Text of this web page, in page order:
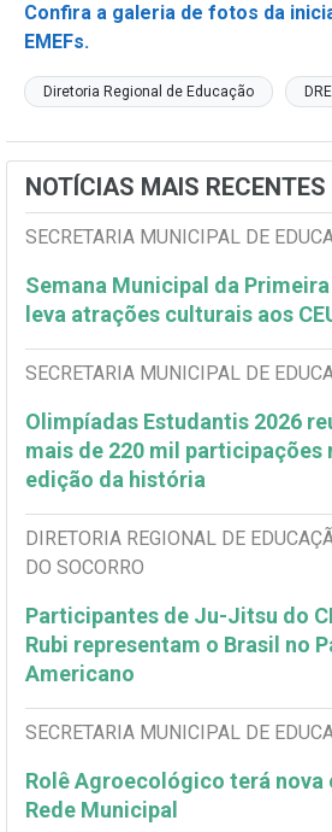
Confira a galeria de fotos da
EMEFs.
Diretoria Regional de Educação
NOTÍCIAS MAIS RECENTES
SECRETARIA MUNICIPAL DE
Semana Municipal da
leva atrações culturais aos
SECRETARIA MUNICIPAL DE
Olimpíadas Estudantis 2026
mais de 220 mil participações
edição da história
DIRETORIA REGIONAL DE
DO SOCORRO
Participantes de Ju-Jitsu do
Rubi representam o Brasil no
Americano
SECRETARIA MUNICIPAL DE
Rolê Agroecológico terá nova
Rede Municipal